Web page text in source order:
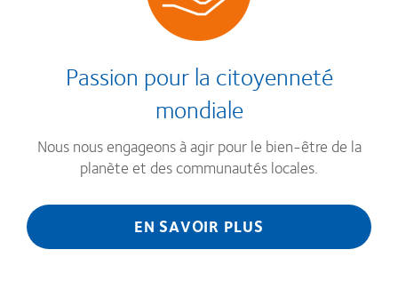
Passion pour la citoyenneté
mondiale
Nous nous engageons à agir pour le bien-être de la
planète et des communautés locales.
EN SAVOIR PLUS